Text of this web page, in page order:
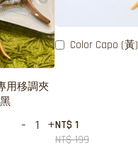
用移調夾
- +
Color Capo (黃)
NT$ 1
NT$ 199